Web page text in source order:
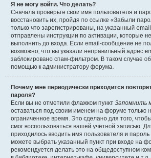
Я не могу войти. Что делать?
Сначала проверьте свои имя пользователя и
восстановить их, пройдя по ссылке «Забыли
только что зарегистрированы, на указанный
отправлены инструкции по активации, которые
выполнить до входа. Если email-сообщение не
возможно, что вы указали неправильный адрес
заблокировано спам-фильтром. В таком случае
помощью к администратору форума.
Почему мне периодически приходится
пароля?
Если вы не отметили флажком пункт Запомнить
оставаться под своим именем на форуме только
ограниченное время. Это сделано для того,
смог воспользоваться вашей учётной записью.
приходилось вводить имя пользователя и
можете выбрать указанный пункт при входе на
рекомендуется делать это на общедоступном